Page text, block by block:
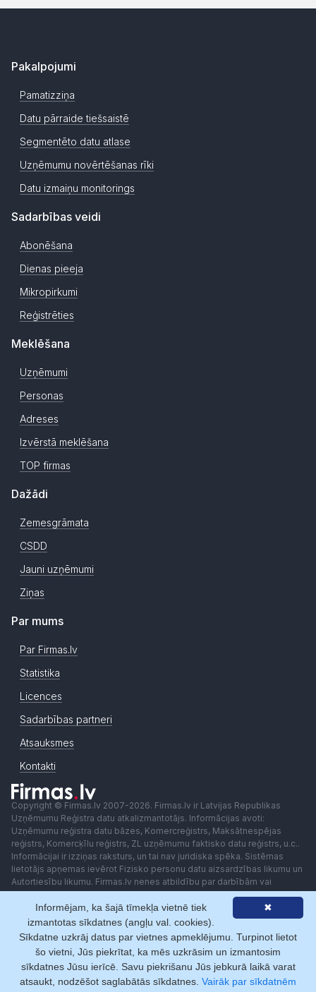
Pakalpojumi
Pamatizziņa
Datu pārraide tiešsaistē
Segmentēto datu atlase
Uzņēmumu novērtēšanas rīki
Datu izmaiņu monitorings
Sadarbības veidi
Abonēšana
Dienas pieeja
Mikropirkumi
Reģistrēties
Meklēšana
Uzņēmumi
Personas
Adreses
Izvērstā meklēšana
TOP firmas
Dažādi
Zemesgrāmata
CSDD
Jauni uzņēmumi
Ziņas
Par mums
Par Firmas.lv
Statistika
Licences
Sadarbības partneri
Atsauksmes
Kontakti
Copyright © Firmas.lv 2007-2026. Firmas.lv ir Latvijas Republikas
Uzņēmumu Reģistra datu atkalizmantotājs. Informācijas avoti:
Uzņēmumu reģistra datu bāzes, Komercreģistrs, Maksātnespējas
reģistrs, Komercķīlu reģistrs, ZL uzņēmumu faktisko datu reģistrs, u.c..
Informācijai ir izziņas raksturs, un tai nav juridiska spēka. Sistēmas
lietotājs apņemas ievērot Fizisko personu datu aizsardzības likumu un
Autortiesību likumu. Firmas.lv nenes atbildību par darbībām vai
lēmumiem, kas balstīti uz saņemto pakalpojumu. Lietotājam aizliegts
izmantot jebkādas automatizētas sistēmas vai iekārtas (robotus)
piekļuvei sistēmai bez rakstiskas saskaņošanas ar Firmas.lv. Galvenā
redaktore: Ingūna Pempere.
Lietošanas noteikumi
Privātuma politika Norēķini ar
✖
Informējam, ka šajā tīmekļa vietnē tiek
izmantotas sīkdatnes (angļu val. cookies).
Sīkdatne uzkrāj datus par vietnes apmeklējumu. Turpinot lietot
šo vietni, Jūs piekrītat, ka mēs uzkrāsim un izmantosim
sīkdatnes Jūsu ierīcē. Savu piekrišanu Jūs jebkurā laikā varat
atsaukt, nodzēšot saglabātās sīkdatnes. Vairāk par sīkdatnēm